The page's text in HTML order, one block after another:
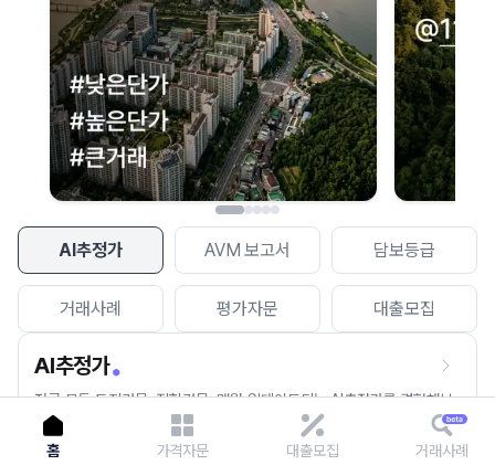
AI추정가 AVM 보고서 담보등급
거래사례 평가자문 대출모집
AI추정가
전국 모든 토지건물, 집합건물, 매월 업데이트되는 AI추정가를 경험해보
세요.
다시 시도
홈 가격자문 대출모집 거래사례